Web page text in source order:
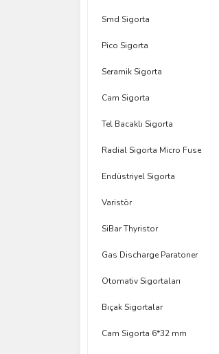
Smd Sigorta
Pico Sigorta
Seramik Sigorta
Cam Sigorta
Tel Bacaklı Sigorta
Radial Sigorta Micro Fuse
Endüstriyel Sigorta
Varistör
SiBar Thyristor
Gas Discharge Paratoner
Otomativ Sigortaları
Bıçak Sigortalar
Cam Sigorta 6*32 mm